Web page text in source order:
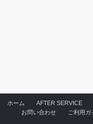
ホーム AFTER SERVICE
お問い合わせ
ご利用ガ